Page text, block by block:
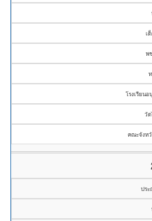
เ
พ
โรงเรียน
วัด
คณะจังห
ประ